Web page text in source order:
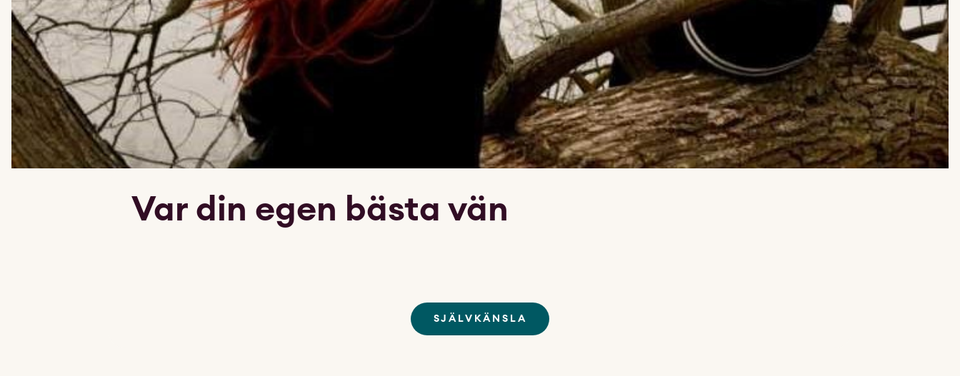
Var din egen bästa vän
SJÄLVKÄNSLA